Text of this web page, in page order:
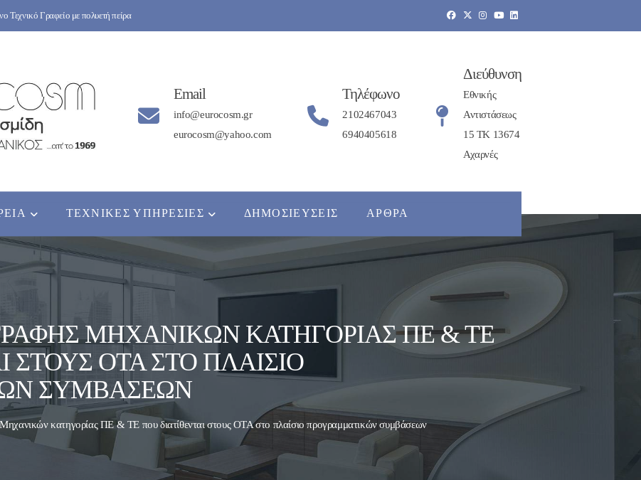
Γραφείο με πολυετή πείρα
Email
info@eurocosm.gr
eurocosm@yahoo.com
Τηλέφωνο
2102467043
6940405618
Διεύθυνση
Εθνικής
Αντιστάσεως
15 ΤΚ 13674
Αχαρνές
ΤΕΧΝΙΚΈΣ ΥΠΗΡΕΣΊΕΣ ΔΗΜΟΣΙΕΎΣΕΙΣ ΆΡΘΡΑ
ΜΗΧΑΝΙΚΏΝ ΚΑΤΗΓΟΡΊΑΣ ΠΕ & ΤΕ
ΣΤΟΥΣ ΟΤΑ ΣΤΟ ΠΛΑΊΣΙΟ
ΣΥΜΒΆΣΕΩΝ
κατηγορίας ΠΕ & ΤΕ που διατίθενται στους ΟΤΑ στο πλαίσιο προγραμματικών συμβάσεων